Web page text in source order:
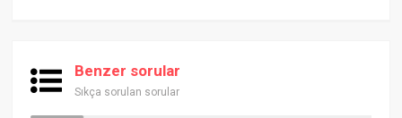
Benzer sorular
Sıkça sorulan sorular